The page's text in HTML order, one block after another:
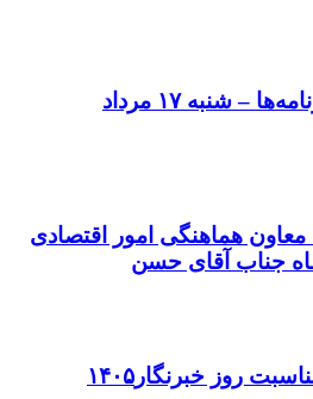
– شنبه ۱۷ مرداد
معاون هماهنگی امور اقتصادی
جناب آقای حسن
روز خبرنگار۱۴۰۵